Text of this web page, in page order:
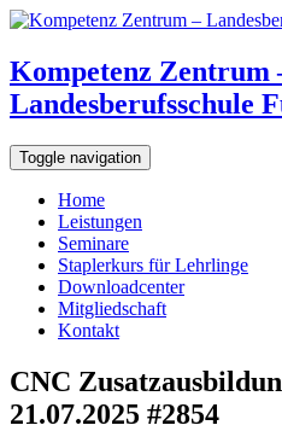
Kompetenz Zentrum
Landesberufsschule
Toggle navigation
Home
Leistungen
Seminare
Staplerkurs für Lehrlinge
Downloadcenter
Mitgliedschaft
Kontakt
CNC
21.07.2025 #2854